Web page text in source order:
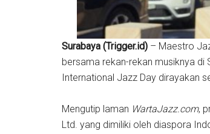
Surabaya (Trigger.id) – Maestro
bersama rekan-rekan musiknya di
International Jazz Day dirayakan
Mengutip laman WartaJazz.com,
Ltd. yang dimiliki oleh diaspora